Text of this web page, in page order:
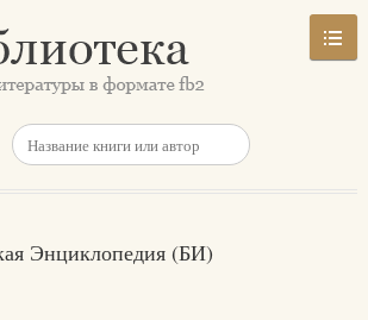
Энциклопедия (БИ)